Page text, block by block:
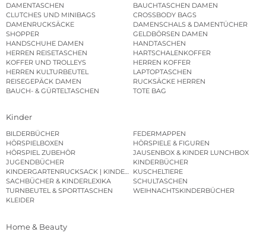
DAMENTASCHEN
BAUCHTASCHEN DAMEN
CLUTCHES UND MINIBAGS
CROSSBODY BAGS
DAMENRUCKSÄCKE
DAMENSCHALS & DAMENTÜCHER
SHOPPER
GELDBÖRSEN DAMEN
HANDSCHUHE DAMEN
HANDTASCHEN
HERREN REISETASCHEN
HARTSCHALENKOFFER
KOFFER UND TROLLEYS
HERREN KOFFER
HERREN KULTURBEUTEL
LAPTOPTASCHEN
REISEGEPÄCK DAMEN
RUCKSÄCKE HERREN
BAUCH- & GÜRTELTASCHEN
TOTE BAG
Kinder
BILDERBÜCHER
FEDERMAPPEN
HÖRSPIELBOXEN
HÖRSPIELE & FIGUREN
HÖRSPIEL ZUBEHÖR
JAUSENBOX & KINDER LUNCHBOX
JUGENDBÜCHER
KINDERBÜCHER
KINDERGARTENRUCKSACK | KINDERGARTENBEUTEL
KUSCHELTIERE
SACHBÜCHER & KINDERLEXIKA
SCHULTASCHEN
TURNBEUTEL & SPORTTASCHEN
WEIHNACHTSKINDERBÜCHER
KLEIDER
Home & Beauty